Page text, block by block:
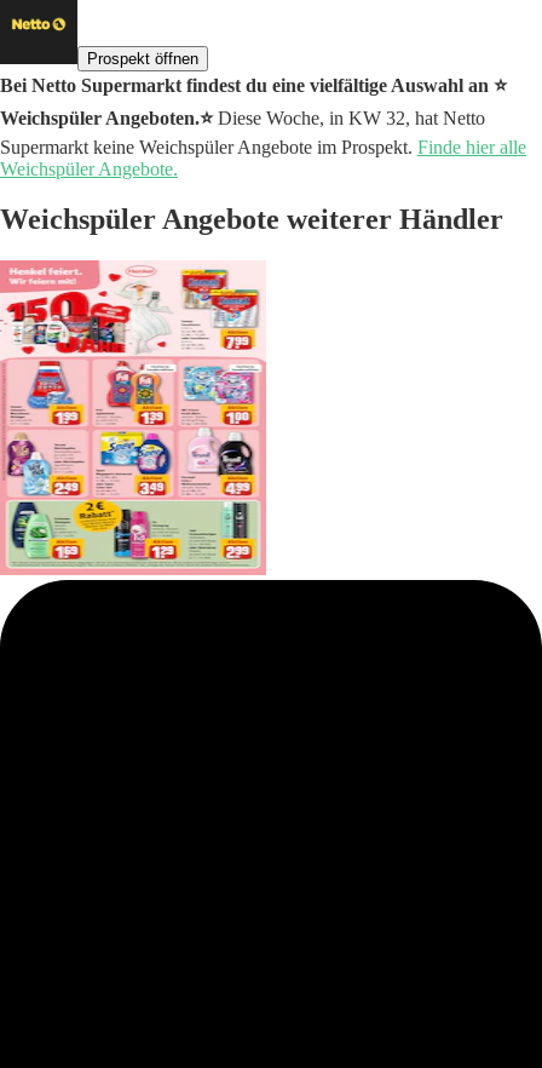
Prospekt öffnen
Bei Netto Supermarkt findest du eine vielfältige Auswahl an ⭐️
Weichspüler Angeboten.⭐️Diese Woche, in KW 32, hat Netto
Supermarkt keine Weichspüler Angebote im Prospekt. Finde hier alle
Weichspüler Angebote.
Weichspüler Angebote weiterer Händler